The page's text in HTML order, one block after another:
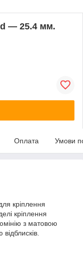
d — 25.4 мм.
Оплата Умови
кріплення
кріплення
з матовою
відблисків.